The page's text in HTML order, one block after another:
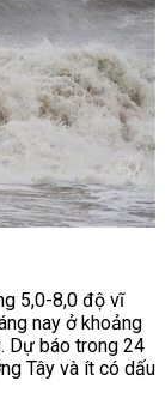
5,0-8,0 độ vĩ
nay ở khoảng
Dự báo trong 24
Tây và ít có dấu